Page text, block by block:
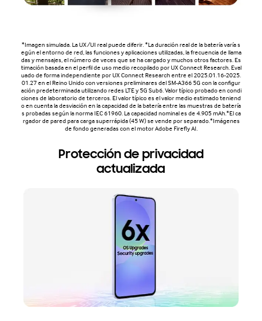
*Imagen simulada. La UX/UI real puede diferir. *La duración real de la batería varía s
egún el entorno de red, las funciones y aplicaciones utilizadas, la frecuencia de llama
das y mensajes, el número de veces que se ha cargado y muchos otros factores. Es
timación basada en el perfil de uso medio recopilado por UX Connect Research. Eval
uado de forma independiente por UX Connect Research entre el 2025.01.16-2025.
01.27 en el Reino Unido con versiones preliminares del SM-A366 5G con la configur
ación predeterminada utilizando redes LTE y 5G Sub6. Valor típico probado en condi
ciones de laboratorio de terceros. El valor típico es el valor medio estimado teniend
o en cuenta la desviación en la capacidad de la batería entre las muestras de batería
s probadas según la norma IEC 61960. La capacidad nominal es de 4.905 mAh.*El ca
rgador de pared para carga superrápida (45 W) se vende por separado.*Imágenes
de fondo generadas con el motor Adobe Firefly AI.
Protección de privacidad
actualizada